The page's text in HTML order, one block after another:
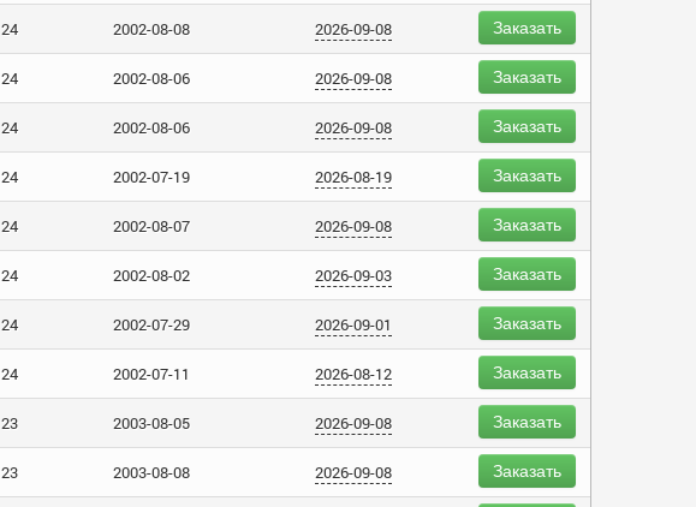
24 2002-08-08 2026-09-08 Заказать
24 2002-08-06 2026-09-08 Заказать
24 2002-08-06 2026-09-08 Заказать
24 2002-07-19 2026-08-19 Заказать
24 2002-08-07 2026-09-08 Заказать
24 2002-08-02 2026-09-03 Заказать
24 2002-07-29 2026-09-01 Заказать
24 2002-07-11 2026-08-12 Заказать
23 2003-08-05 2026-09-08 Заказать
23 2003-08-08 2026-09-08 Заказать